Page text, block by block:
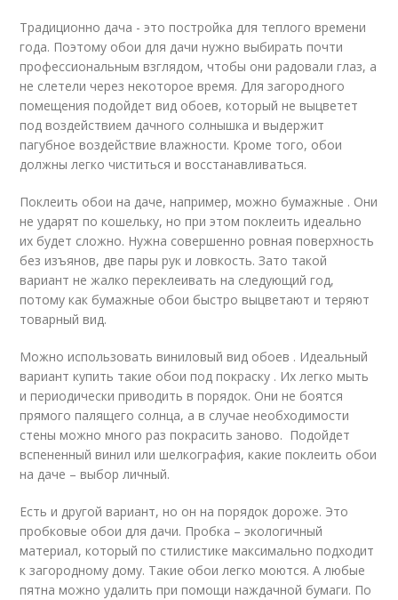
Традиционно дача - это постройка для теплого времени
года. Поэтому обои для дачи нужно выбирать почти
профессиональным взглядом, чтобы они радовали глаз, а
не слетели через некоторое время. Для загородного
помещения подойдет вид обоев, который не выцветет
под воздействием дачного солнышка и выдержит
пагубное воздействие влажности. Кроме того, обои
должны легко чиститься и восстанавливаться.
Поклеить обои на даче, например, можно бумажные . Они
не ударят по кошельку, но при этом поклеить идеально
их будет сложно. Нужна совершенно ровная поверхность
без изъянов, две пары рук и ловкость. Зато такой
вариант не жалко переклеивать на следующий год,
потому как бумажные обои быстро выцветают и теряют
товарный вид.
Можно использовать виниловый вид обоев . Идеальный
вариант купить такие обои под покраску . Их легко мыть
и периодически приводить в порядок. Они не боятся
прямого палящего солнца, а в случае необходимости
стены можно много раз покрасить заново. Подойдет
вспененный винил или шелкография, какие поклеить обои
на даче – выбор личный.
Есть и другой вариант, но он на порядок дороже. Это
пробковые обои для дачи. Пробка – экологичный
материал, который по стилистике максимально подходит
к загородному дому. Такие обои легко моются. А любые
пятна можно удалить при помощи наждачной бумаги. По